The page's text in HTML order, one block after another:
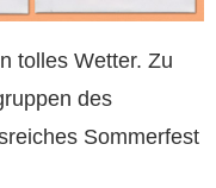
tolles Wetter. Zu
des
Sommerfest